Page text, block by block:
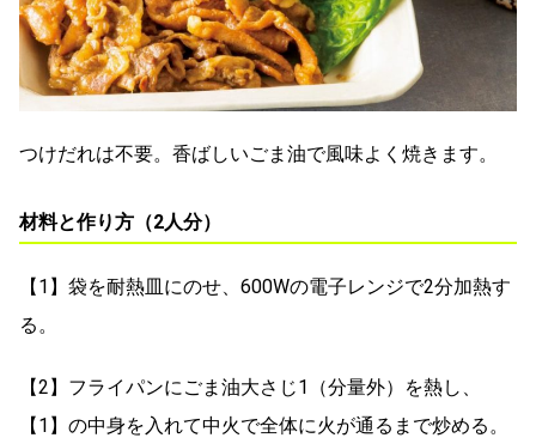
つけだれは不要。香ばしいごま油で風味よく焼きます。
材料と作り方（2人分）
【1】袋を耐熱皿にのせ、600Wの電子レンジで2分加熱す
る。
【2】フライパンにごま油大さじ1（分量外）を熱し、
【1】の中身を入れて中火で全体に火が通るまで炒める。